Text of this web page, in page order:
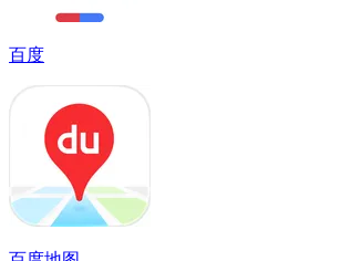
百度